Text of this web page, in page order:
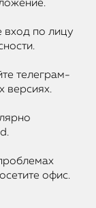
вход по лицу
телеграм-
версиях.
офис.